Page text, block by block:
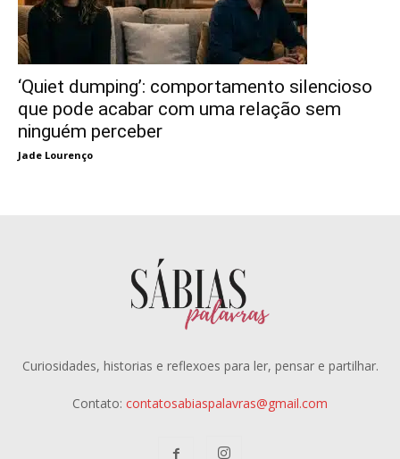
‘Quiet dumping’: comportamento silencioso
que pode acabar com uma relação sem
ninguém perceber
Jade Lourenço
Curiosidades, historias e reflexoes para ler, pensar e partilhar.
Contato: contatosabiaspalavras@gmail.com